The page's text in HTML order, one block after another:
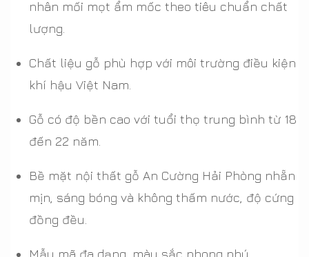
nhân mối mọt ẩm mốc theo tiêu chuẩn chất
lượng.
Chất liệu gỗ phù hợp với môi trường điều kiện
khí hậu Việt Nam.
Gỗ có độ bền cao với tuổi thọ trung bình từ 18
đến 22 năm.
Bề mặt nội thất gỗ An Cường Hải Phòng nhẵn
mịn, sáng bóng và không thấm nước, độ cứng
đồng đều.
Mẫu mã đa dạng, màu sắc phong phú.